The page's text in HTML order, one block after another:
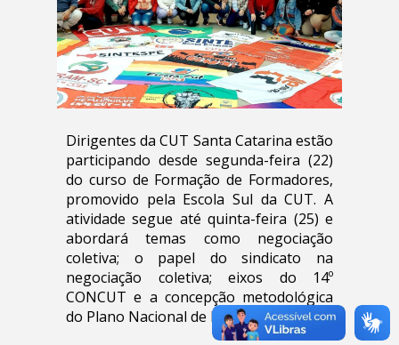
Dirigentes da CUT Santa Catarina estão
participando desde segunda-feira (22)
do curso de Formação de Formadores,
promovido pela Escola Sul da CUT. A
atividade segue até quinta-feira (25) e
abordará temas como negociação
coletiva; o papel do sindicato na
negociação coletiva; eixos do 14º
CONCUT e a concepção metodológica
do Plano Nacional de Formação da CUT.